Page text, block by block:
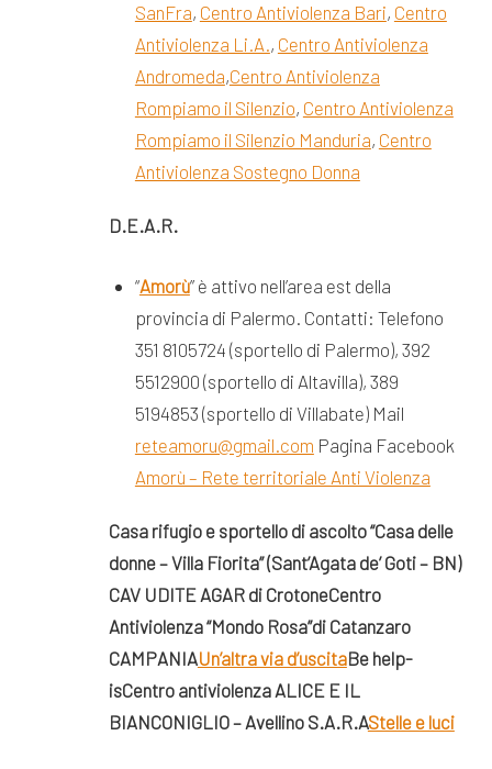
SanFra, Centro Antiviolenza Bari, Centro
Antiviolenza Li.A., Centro Antiviolenza
Andromeda,Centro Antiviolenza
Rompiamo il Silenzio, Centro Antiviolenza
Rompiamo il Silenzio Manduria, Centro
Antiviolenza Sostegno Donna
D.E.A.R.
“Amorù” è attivo nell’area est della
provincia di Palermo. Contatti: Telefono
351 8105724 (sportello di Palermo), 392
5512900 (sportello di Altavilla), 389
5194853 (sportello di Villabate) Mail
reteamoru@gmail.com Pagina Facebook
Amorù – Rete territoriale Anti Violenza
Casa rifugio e sportello di ascolto “Casa delle
donne – Villa Fiorita”(Sant’Agata de’ Goti – BN)
CAV UDITE AGAR di CrotoneCentro
Antiviolenza “Mondo Rosa”di Catanzaro
CAMPANIAUn’altra via d’uscitaBe help-
isCentro antiviolenza ALICE E IL
BIANCONIGLIO – Avellino S.A.R.AStelle e luci